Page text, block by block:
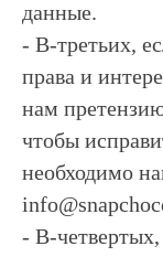
данные.
- В-третьих,
права и
нам
чтобы
необходимо
- В-